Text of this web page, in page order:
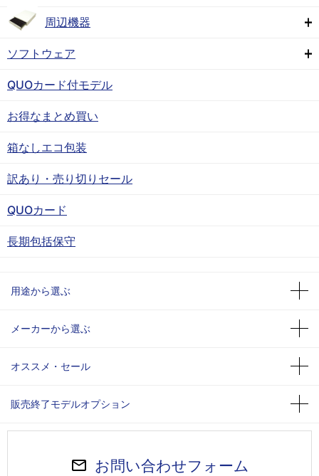
周辺機器
ソフトウェア
QUOカード付モデル
お得なまとめ買い
箱なしエコ包装
訳あり・売り切りセール
QUOカード
長期包括保守
用途から選ぶ
メーカーから選ぶ
オススメ・セール
販売終了モデルオプション
お問い合わせフォーム